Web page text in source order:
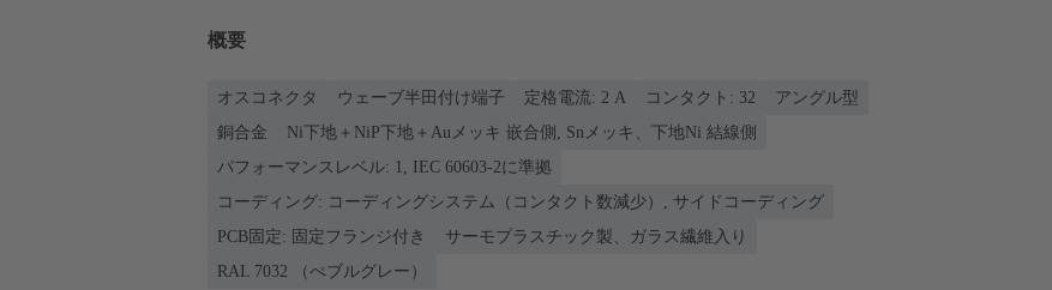
概要
オスコネクタ ウェーブ半田付け端子 定格電流: ‌2 A コンタクト: 32
アングル型
銅合金
Ni下地＋NiP下地＋Auメッキ 嵌合側, Snメッキ、下地Ni 結線側
パフォーマンスレベル: 1, IEC 60603-2に準拠
コーディング: コーディングシステム（コンタクト数減少）, サイドコーディング
PCB固定: 固定フランジ付き
サーモプラスチック製、ガラス繊維入り
RAL 7032 （ぺブルグレー）